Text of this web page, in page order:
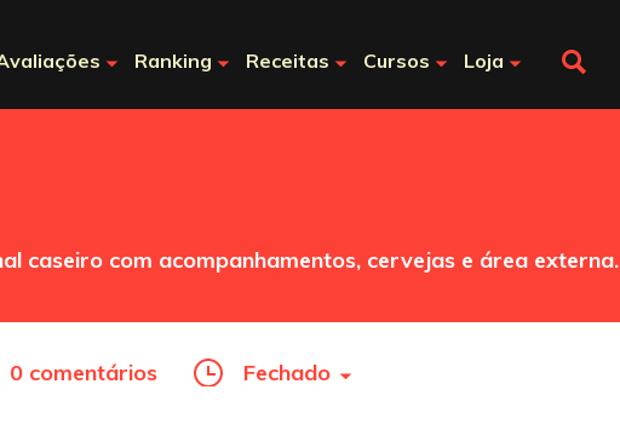
Ranking Receitas Cursos Loja
caseiro com acompanhamentos, cervejas e área externa.
0 comentários Fechado